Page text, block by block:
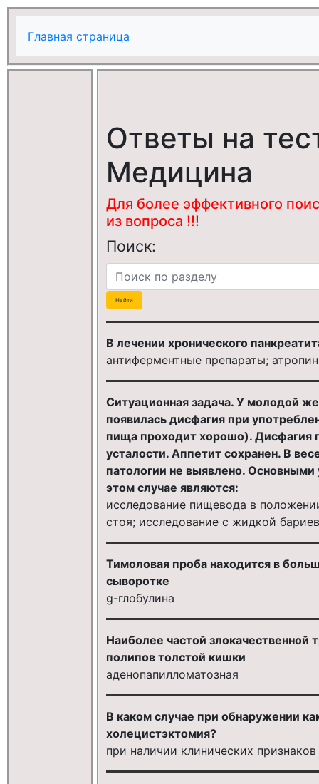
Главная страница
Ответы на
Медицина
Для более эффективного
из вопроса !!!
Поиск:
В лечении хронического
антиферментные препараты;
Ситуационная задача. У молодой
появилась дисфагия при
пища проходит хорошо). Дисфагия
усталости. Аппетит сохранен. В
патологии не выявлено. Основными
этом случае являются:
исследование пищевода в
стоя; исследование с жидкой
Тимоловая проба находится в
сыворотке
g-глобулина
Наиболее частой
полипов толстой кишки
аденопапилломатозная
В каком случае при обнаружении
холецистэктомия?
при наличии клинических